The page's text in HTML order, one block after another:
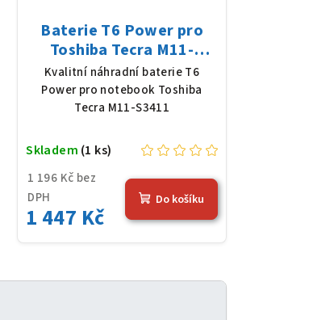
Baterie T6 Power pro
Toshiba Tecra M11-
S3411, Li-Ion, 10,8 V,
5200 mAh (56 Wh), černá
Kvalitní náhradní baterie T6
Power pro notebook Toshiba
Tecra M11-S3411
1 196 Kč bez
DPH
1 447 Kč
Skladem (1 ks)
Do košíku